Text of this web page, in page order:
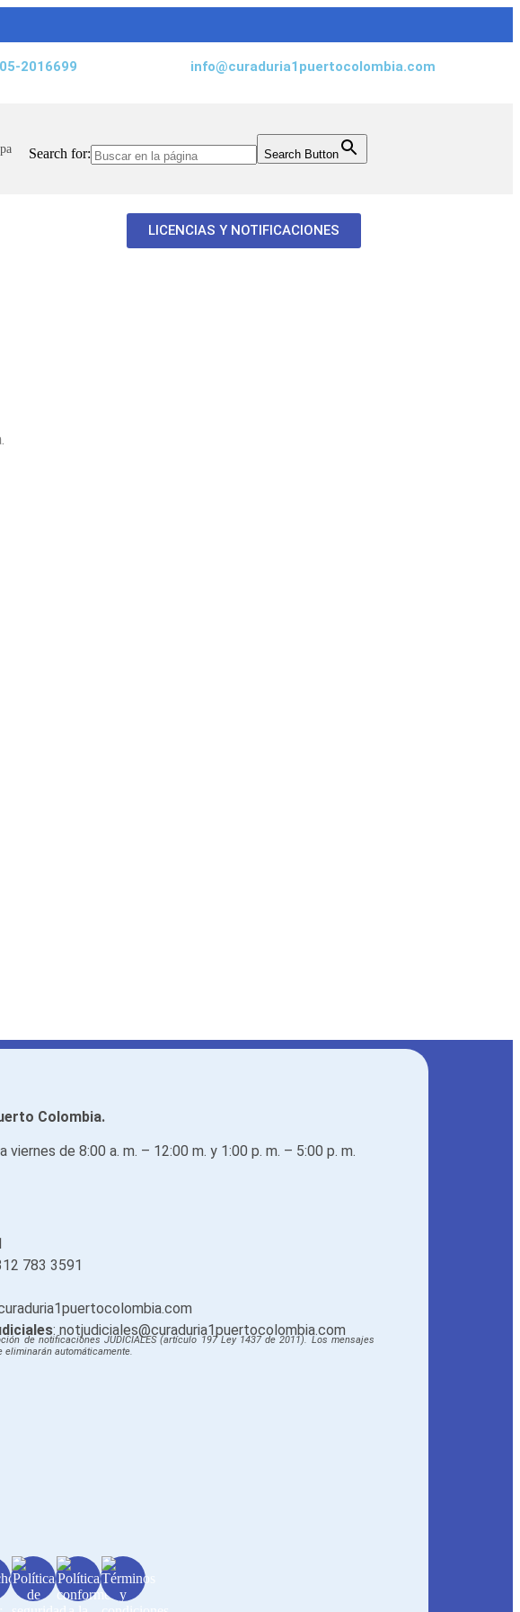
2016699 info@curaduria1puertocolombia.com
Search for: Search Button
LICENCIAS Y NOTIFICACIONES
Colombia.
viernes de 8:00 a. m. – 12:00 m. y 1:00 p. m. – 5:00 p. m.
783 3591
: notjudiciales@curaduria1puertocolombia.com
de notificaciones JUDICIALES (artículo 197 Ley 1437 de 2011). Los mensajes
eliminarán automáticamente.